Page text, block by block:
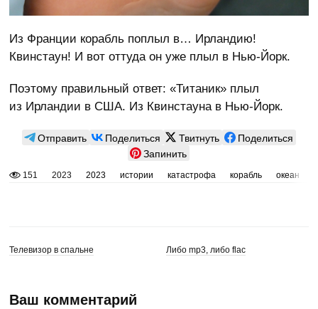
Из Франции корабль поплыл в… Ирландию!
Квинстаун! И вот оттуда он уже плыл в Нью-Йорк.
Поэтому правильный ответ: «Титаник» плыл
из Ирландии в США. Из Квинстауна в Нью-Йорк.
Отправить Поделиться Твитнуть
Поделиться
Запинить
151 2023 2023 истории катастрофа корабль океан
Телевизор в спальне Либо mp3, либо flac
Ваш комментарий